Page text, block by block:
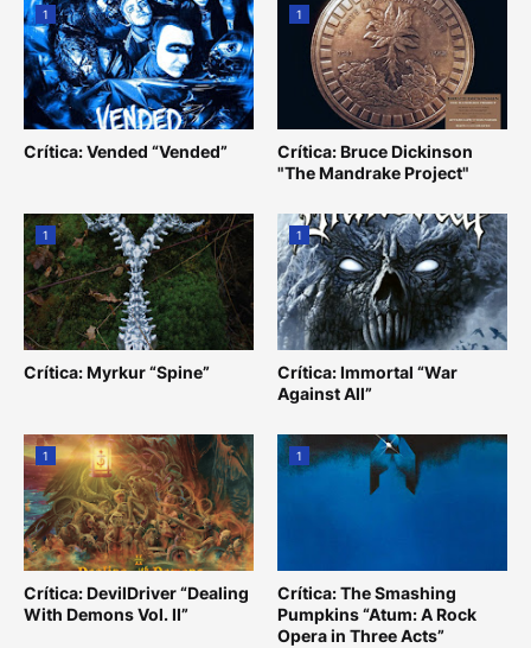
1
Crítica: Vended “Vended”
1
Crítica: Bruce Dickinson
"The Mandrake Project"
1
Crítica: Myrkur “Spine”
1
Crítica: Immortal “War
Against All”
1
Crítica: DevilDriver “Dealing
With Demons Vol. II”
1
Crítica: The Smashing
Pumpkins “Atum: A Rock
Opera in Three Acts”